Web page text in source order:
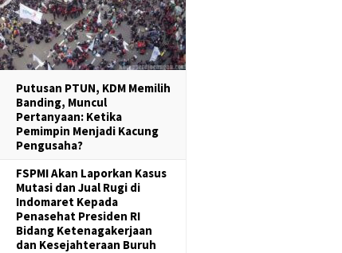
Putusan PTUN, KDM Memilih
Banding, Muncul
Pertanyaan: Ketika
Pemimpin Menjadi Kacung
Pengusaha?
FSPMI Akan Laporkan Kasus
Mutasi dan Jual Rugi di
Indomaret Kepada
Penasehat Presiden RI
Bidang Ketenagakerjaan
dan Kesejahteraan Buruh